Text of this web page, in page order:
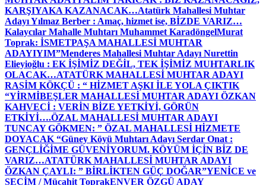
KARŞIYAKA KAZANACAK…Atatürk Mahallesi Muhtar
Adayı Yılmaz Berber : Amaç, hizmet ise, BİZDE VARIZ…
Kalaycılar Mahalle Muhtarı Muhammet KaradöngelMurat
Toprak: İSMETPAŞA MAHALLESİ MUHTAR
ADAYIYIM”Menderes Mahallesi Muhtar Adayı Nurettin
Elieyioğlu : EK İŞİMİZ DEĞİL, TEK İŞİMİZ MUHTARLIK
OLACAK…ATATÜRK MAHALLESİ MUHTAR ADAYI
RASİM KÖKÇÜ : “ HİZMET AŞKI İLE YOLA ÇIKTIK
“YİRMİBEŞLER MAHALLESİ MUHTAR ADAYI ÖZKAN
KAHVECİ : VERİN BİZE YETKİYİ, GÖRÜN
ETKİYİ….ÖZAL MAHALLESİ MUHTAR ADAYI
TUNCAY GÖKMEN: ” ÖZAL MAHALLESİ HİZMETE
DOYACAK “Güney Köyü Muhtarı Adayı Serdar Onat :
GENÇLİĞİME GÜVENİYORUM. KÖYÜM İÇİN BİZ DE
VARIZ…ATATÜRK MAHALLESİ MUHTAR ADAYI
ÖZKAN ÇAYLI: ” BİRLİKTEN GÜÇ DOĞAR”YENİCE ve
SEÇİM / Mücahit ToprakENVER ÖZGÜ ADAY